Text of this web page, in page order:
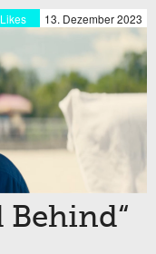
13. Dezember 2023
Behind“